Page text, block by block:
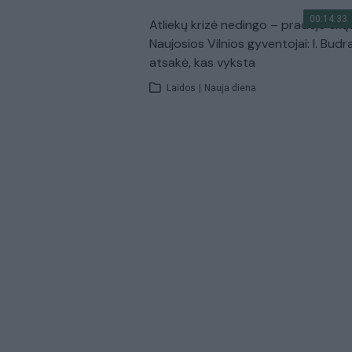
00:14:33
Atliekų krizė nedingo – pradėjo
Naujosios Vilnios gyventojai: I.
atsakė, kas vyksta
Laidos | Nauja diena